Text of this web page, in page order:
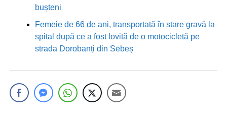
bușteni
Femeie de 66 de ani, transportată în stare gravă la
spital după ce a fost lovită de o motocicletă pe
strada Dorobanți din Sebeș